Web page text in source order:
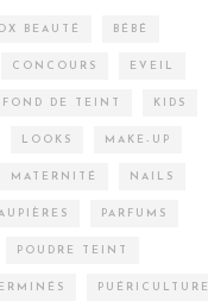
BEAUTÉ BÉBÉ
CONCOURS EVEIL
FOND DE TEINT KIDS
LOOKS MAKE-UP
MATERNITÉ NAILS
PARFUMS
POUDRE TEINT
PUÉRICULTURE